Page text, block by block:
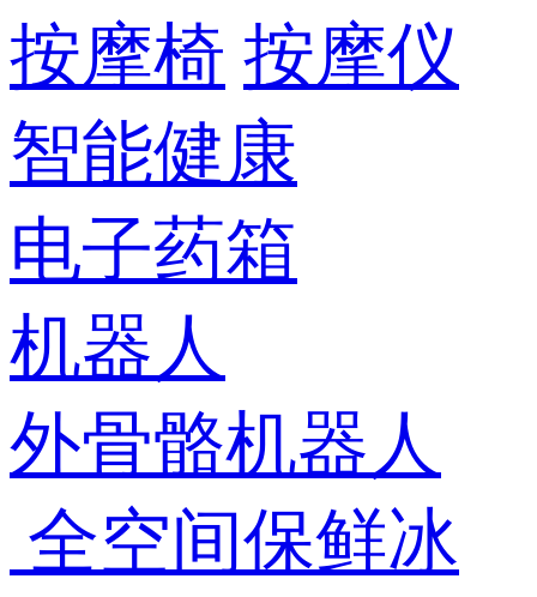
按摩椅 按摩仪
智能健康
电子药箱
机器人
外骨骼机器人
全空间保鲜冰